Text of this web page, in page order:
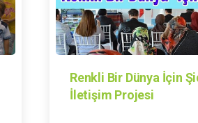
Renkli Bir Dünya İçin
İletişim Projesi